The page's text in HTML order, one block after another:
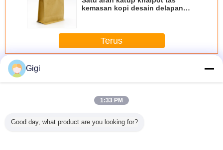
kemasan kopi desain delapan
Terus
LebihTas kopi
Zipper
Tas Kemasan Biji
Perak 340G 454G
Gigi
1:33 PM
Good day, what product are you looking for?